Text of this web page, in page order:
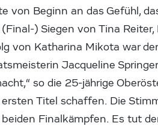
von Beginn an das Gefühl,
) Siegen von Tina
von Katharina Mikota war
Jacqueline
so die 25-jährige
Titel schaffen. Die
Finalkämpfen. Es tut